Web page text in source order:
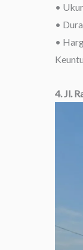
•
•
•
4. Jl.